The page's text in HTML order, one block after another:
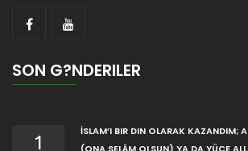
SON G?NDERILER
1
İSLAM’I BIR DIN OLARAK KAZANDIM;